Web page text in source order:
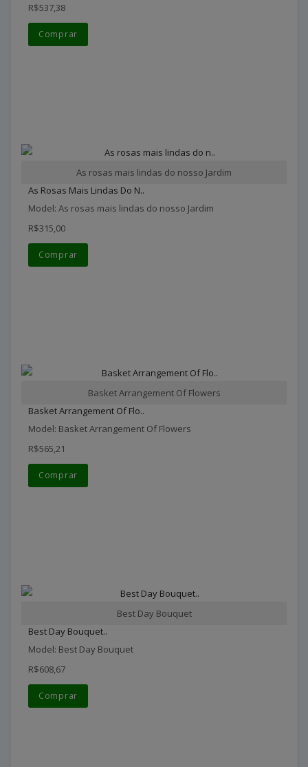
R$537,38
Comprar
As rosas mais lindas do nosso Jardim
As Rosas Mais Lindas Do N..
Model: As rosas mais lindas do nosso Jardim
R$315,00
Comprar
Basket Arrangement Of Flowers
Basket Arrangement Of Flo..
Model: Basket Arrangement Of Flowers
R$565,21
Comprar
Best Day Bouquet
Best Day Bouquet..
Model: Best Day Bouquet
R$608,67
Comprar